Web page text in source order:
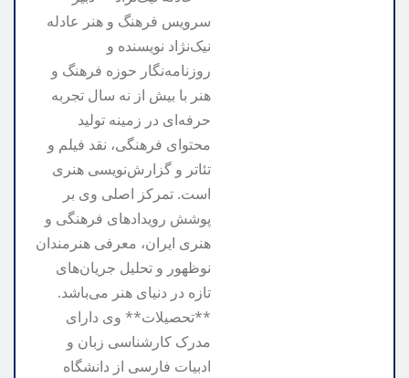
سرویس فرهنگ و هنر عادله
نیک‌نژاد نویسنده و
روزنامه‌نگار حوزه فرهنگ و
هنر با بیش از نه سال تجربه
حرفه‌ای در زمینه تولید
محتوای فرهنگی، نقد فیلم و
تئاتر و گزارش‌نویسی هنری
است. تمرکز اصلی وی بر
پوشش رویدادهای فرهنگی و
هنری ایران، معرفی هنرمندان
نوظهور و تحلیل جریان‌های
تازه در دنیای هنر می‌باشد.
**تحصیلات** وی دارای
مدرک کارشناسی زبان و
ادبیات فارسی از دانشگاه